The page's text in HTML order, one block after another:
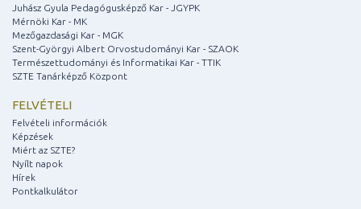
Juhász Gyula Pedagógusképző Kar - JGYPK
Mérnöki Kar - MK
Mezőgazdasági Kar - MGK
Szent-Györgyi Albert Orvostudományi Kar - SZAOK
Természettudományi és Informatikai Kar - TTIK
SZTE Tanárképző Központ
FELVÉTELI
Felvételi információk
Képzések
Miért az SZTE?
Nyílt napok
Hírek
Pontkalkulátor